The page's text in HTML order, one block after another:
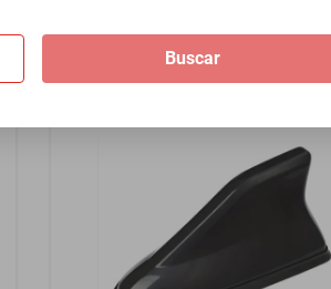
Buscar